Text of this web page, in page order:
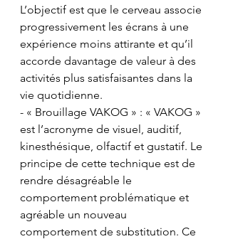
L’objectif est que le cerveau associe
progressivement les écrans à une
expérience moins attirante et qu’il
accorde davantage de valeur à des
activités plus satisfaisantes dans la
vie quotidienne.
- « Brouillage VAKOG » : « VAKOG »
est l’acronyme de visuel, auditif,
kinesthésique, olfactif et gustatif. Le
principe de cette technique est de
rendre désagréable le
comportement problématique et
agréable un nouveau
comportement de substitution. Ce